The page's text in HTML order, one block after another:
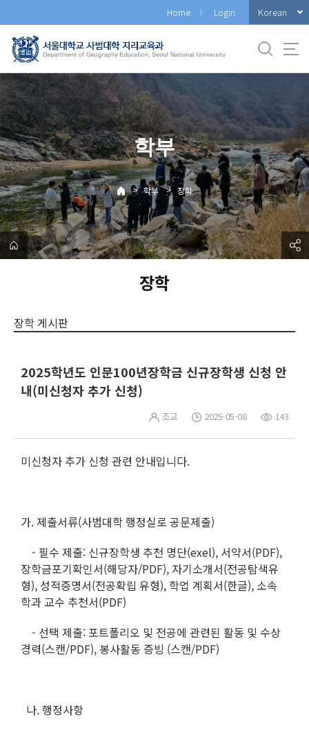
로
메
뉴
Home Login Korean
학부
> 학부 > 장학
장학
장학 게시판
2025학년도 인문100년장학금 신규장학생 신청 안
내(미신청자 추가 신청)
조교 2025-05-08 143
미신청자 추가 신청 관련 안내입니다.
가. 제출서류(사범대학 행정실로 공문제출)
- 필수 제출: 신규장학생 추천 명단(exel), 서약서(PDF),
장학금포기확인서(해당자/PDF), 자기소개서(전공탐색유
형), 성적증명서(전공확립 유형), 학업 계획서(한글), 소속
학과 교수 추천서(PDF)
- 선택 제출: 포트폴리오 및 전공에 관련된 활동 및 수상
경력(스캔/PDF), 봉사활동 증빙 (스캔/PDF)
나. 행정사항